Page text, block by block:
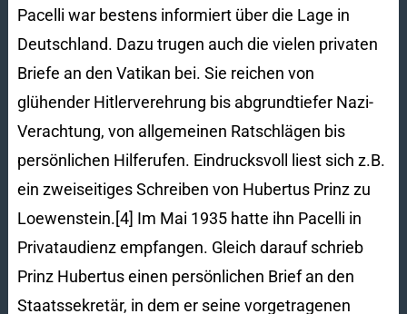
Pacelli war bestens informiert über die Lage in
Deutschland. Dazu trugen auch die vielen privaten
Briefe an den Vatikan bei. Sie reichen von
glühender Hitlerverehrung bis abgrundtiefer Nazi-
Verachtung, von allgemeinen Rat­schlä­gen bis
persönlichen Hilferufen. Eindrucksvoll liest sich z.B.
ein zweiseitiges Schreiben von Hubertus Prinz zu
Loewenstein.[4] Im Mai 1935 hatte ihn Pacelli in
Privataudienz empfangen. Gleich darauf schrieb
Prinz Hubertus einen persönlichen Brief an den
Staatssekretär, in dem er seine vorgetragenen